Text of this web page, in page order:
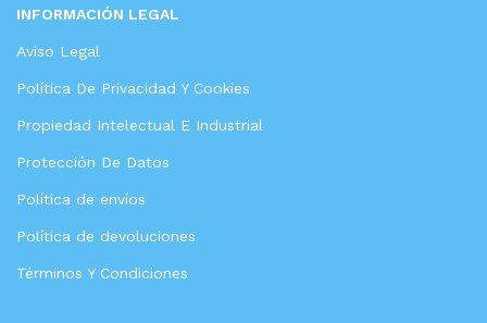
INFORMACIÓN LEGAL
Aviso Legal
Política De Privacidad Y Cookies
Propiedad Intelectual E Industrial
Protección De Datos
Política de envíos
Política de devoluciones
Términos Y Condiciones